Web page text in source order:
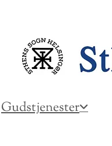
Gudstjenester